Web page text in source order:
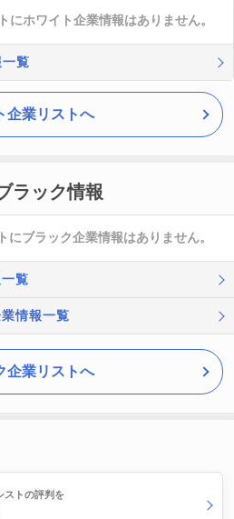
にホワイト企業情報はありません。
覧
企業リストへ
ラック情報
にブラック企業情報はありません。
覧
情報一覧
企業リストへ
ストの評判を